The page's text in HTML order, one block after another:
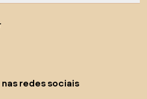
redes sociais